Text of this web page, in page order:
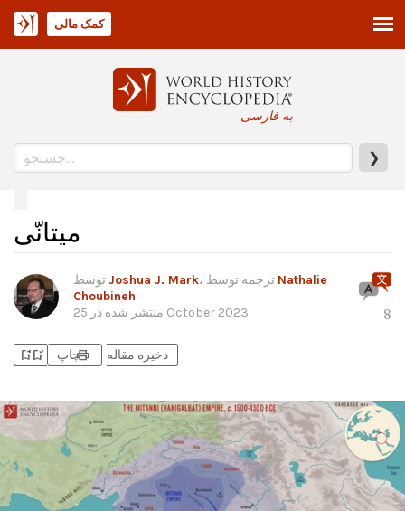
به فارسی
❯
کمک مالی
میتانّی
Joshua J. Mark
Nathalie
Choubineh
منتشر شده در 25 October 2023 8
bookmark_addbookmark_added ذخیره مقاله printچاپ